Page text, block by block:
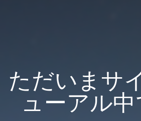
ただいまサ
ューアル中